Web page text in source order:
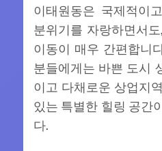
이태원동은 국제적이
분위기를 자랑하면서
이동이 매우 간편합니
분들에게는 바쁜 도시
이고 다채로운 상업지
있는 특별한 힐링 공간
다.